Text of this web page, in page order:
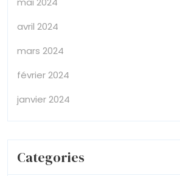
avril 2024
mars 2024
février 2024
janvier 2024
Categories